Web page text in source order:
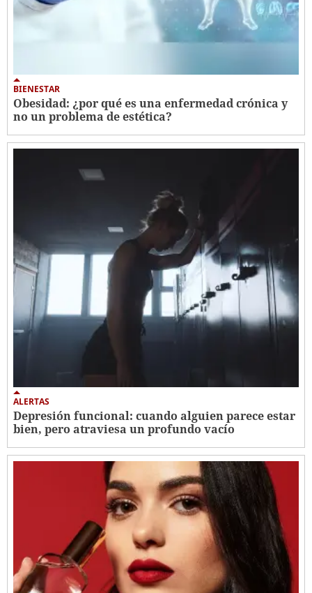
BIENESTAR
Obesidad: ¿por qué es una enfermedad crónica y
no un problema de estética?
ALERTAS
Depresión funcional: cuando alguien parece estar
bien, pero atraviesa un profundo vacío